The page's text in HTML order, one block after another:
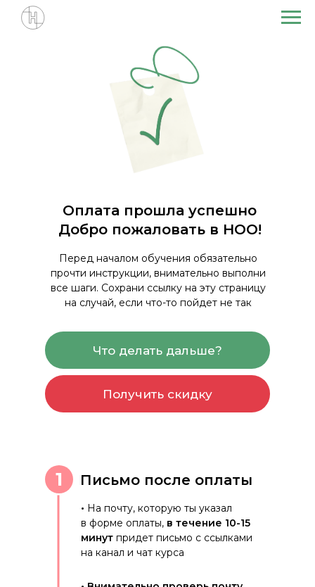
Оплата прошла успешно
Добро пожаловать в НОО!
Перед началом обучения обязательно
прочти инструкции, внимательно выполни
все шаги. Сохрани ссылку на эту страницу
на случай, если что-то пойдет не так
Что делать дальше?
Получить скидку
1 Письмо после оплаты
• На почту, которую ты указал
в форме оплаты, в течение 10-15
минут придет письмо с ссылками
на канал и чат курса